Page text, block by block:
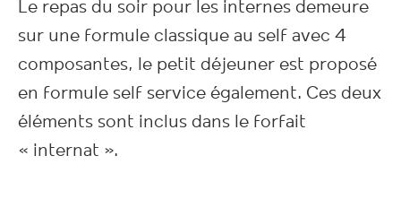
Le repas du soir pour les internes demeure
sur une formule classique au self avec 4
composantes, le petit déjeuner est proposé
en formule self service également. Ces deux
éléments sont inclus dans le forfait
« internat ».